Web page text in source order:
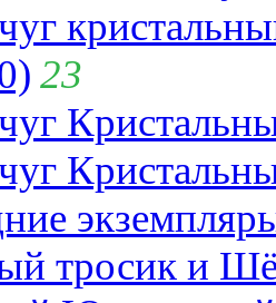
23
тросик и